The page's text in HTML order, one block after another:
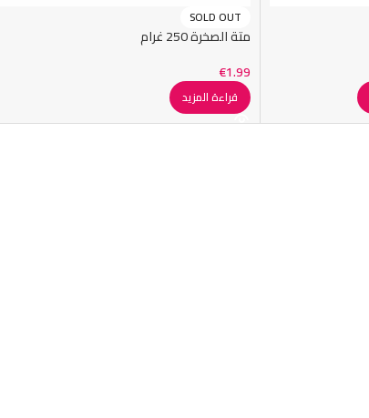
SOLD OUT
متة الصخرة 250 غرام
€1.99
قراءة المزيد